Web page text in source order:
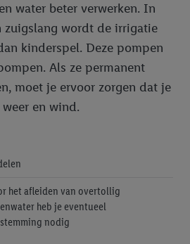
water beter verwerken. In
zuigslang wordt de irrigatie
kinderspel. Deze pompen
Als ze permanent
moet je ervoor zorgen dat je
en wind.
het afleiden van overtollig
heb je eventueel
nodig